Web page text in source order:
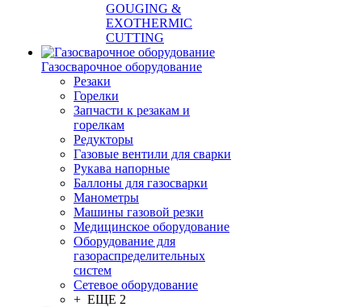
GOUGING &
EXOTHERMIC
CUTTING
Газосварочное оборудование
Резаки
Горелки
Запчасти к резакам и
горелкам
Редукторы
Газовые вентили для сварки
Рукава напорные
Баллоны для газосварки
Манометры
Машины газовой резки
Медицинское оборудование
Оборудование для
газораспределительных
систем
Сетевое оборудование
+ ЕЩЕ 2